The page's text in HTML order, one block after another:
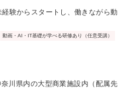
験からスタートし、働きながら動
動画・AI・IT基礎が学べる研修あり（任意受講）
川県内の大型商業施設内（配属先